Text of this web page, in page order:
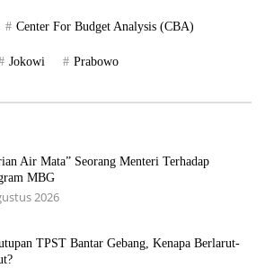
Center For Budget Analysis (CBA)
Jokowi Prabowo
Air Mata” Seorang Menteri Terhadap
MBG
2026
TPST Bantar Gebang, Kenapa Berlarut-